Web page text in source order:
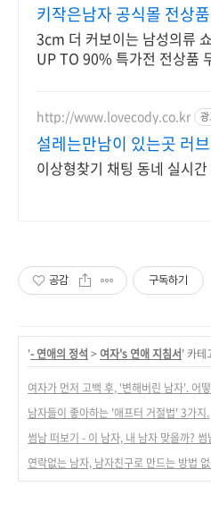
키작은남자 공식몰 전상
배송
3cm 더 커보이는 남성의류
UP TO 90% 특가전 전상품
http://www.lovecody.co.kr
설레는만남이 있는곳 러
이상형찾기 채팅 동네 실시
공감 구독하기
'- 연애의 정석 > 여자's 연애 지침서' 카테
남자들이 좋아하는 '애프터 거절법' 3가지.
연락없는 남자, 남자친구로 만드는 방법